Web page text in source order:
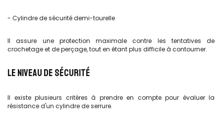
- Cylindre de sécuritédemi-tourelle
Il assure une protection maximale contre les tentatives de
crochetage et de perçage, tout en étant plus difficile à contourner.
LE NIVEAU DE SÉCURITÉ
Il existe plusieurs critères à prendre en compte pour évaluer la
résistance d'un cylindre de serrure.